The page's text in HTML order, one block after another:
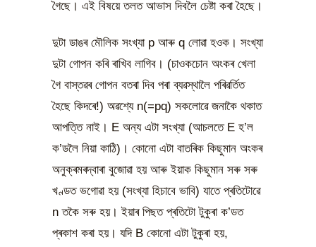
গৈছে। এই বিষয়ে তলত আভাস দিবলৈ চেষ্টা কৰা হৈছে।
দুটা ডাঙৰ মৌলিক সংখ্যা p আৰু q লোৱা হওক। সংখ্যা
দুটা গোপন কৰি ৰাখিব লাগিব। (চাওকচোন অংকৰ খেলা
গৈ বাস্তৱৰ গোপন বতৰা দিব পৰা ব্যৱস্থালৈ পৰিৱৰ্তিত
হৈছে কিদৰে!) অৱশ্যে n(=pq) সকলোৱে জনাকৈ থকাত
আপত্তি নাই। E অন্য এটা সংখ্যা (আচলতে E হ’ল
ক’ডলৈ নিয়া কাঠি)। কোনো এটা বাতৰিক কিছুমান অংকৰ
অনুক্ৰমৰদ্বাৰা বুজোৱা হয় আৰু ইয়াক কিছুমান সৰু সৰু
খণ্ডত ভগোৱা হয় (সংখ্যা হিচাবে ভাবি) যাতে প্ৰতিটোৱে
n তকৈ সৰু হয়। ইয়াৰ পিছত প্ৰতিটো টুকুৰা ক’ডত
প্ৰকাশ কৰা হয়। যদি B কোনো এটা টুকুৰা হয়,